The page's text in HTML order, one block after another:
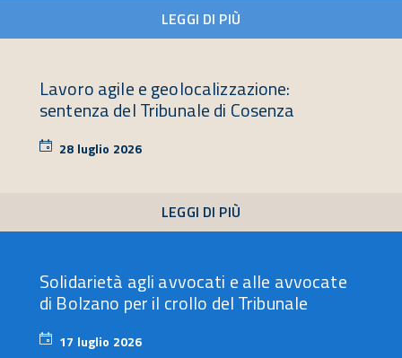
LEGGI DI PIÙ
Lavoro agile e geolocalizzazione:
sentenza del Tribunale di Cosenza
28 luglio 2026
LEGGI DI PIÙ
Solidarietà agli avvocati e alle avvocate
di Bolzano per il crollo del Tribunale
17 luglio 2026